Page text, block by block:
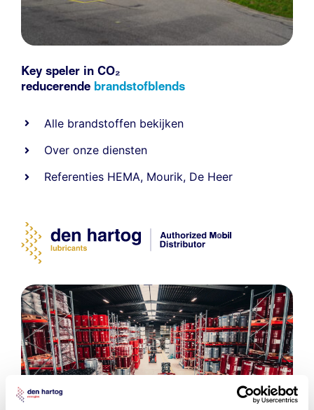
Key speler in CO₂
reducerende brandstofblends
Alle brandstoffen bekijken
Over onze diensten
Referenties HEMA, Mourik, De Heer